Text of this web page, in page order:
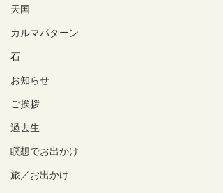
天国
カルマパターン
石
お知らせ
ご挨拶
過去生
瞑想でお出かけ
旅／お出かけ